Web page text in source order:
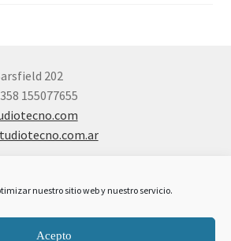
nuestro sitio web y nuestro servicio.
Acepto
202
155077655